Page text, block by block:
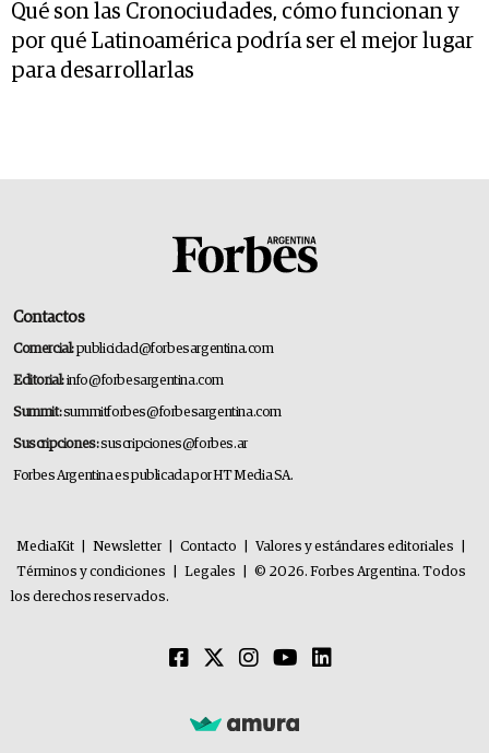
Qué son las Cronociudades, cómo funcionan y
por qué Latinoamérica podría ser el mejor lugar
para desarrollarlas
Contactos
Comercial:publicidad@forbesargentina.com
Editorial:info@forbesargentina.com
Summit:summitforbes@forbesargentina.com
Suscripciones:suscripciones@forbes.ar
Forbes Argentina es publicada por HT Media SA.
MediaKit Newsletter Contacto Valores y estándares editoriales
Términos y condiciones
Legales
© 2026. Forbes Argentina. Todos
los derechos reservados.